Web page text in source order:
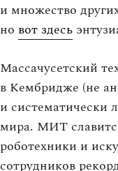
и множество
но вот здесь
Массачусетский
в Кембридже (не
и систематически
мира. МИТ
роботехники и
сотрудников